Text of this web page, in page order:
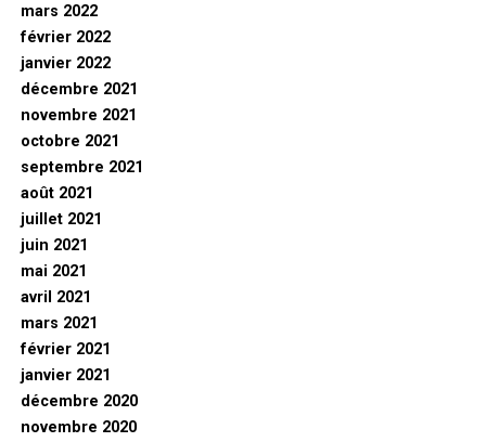
mars 2022
février 2022
janvier 2022
décembre 2021
novembre 2021
octobre 2021
septembre 2021
août 2021
juillet 2021
juin 2021
mai 2021
avril 2021
mars 2021
février 2021
janvier 2021
décembre 2020
novembre 2020